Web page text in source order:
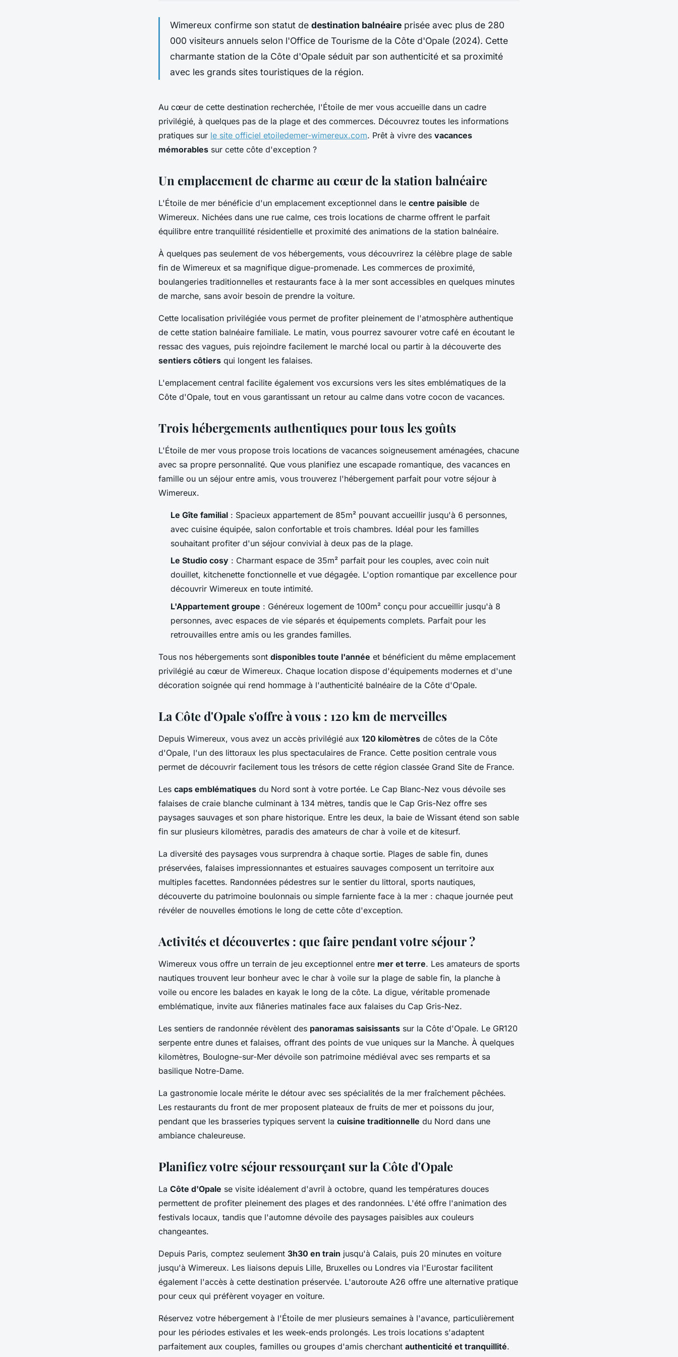
Wimereux confirme son statut de destination balnéaire prisée avec plus de 280
000 visiteurs annuels selon l'Office de Tourisme de la Côte d'Opale (2024). Cette
charmante station de la Côte d'Opale séduit par son authenticité et sa proximité
avec les grands sites touristiques de la région.
Au cœur de cette destination recherchée, l'Étoile de mer vous accueille dans un cadre
privilégié, à quelques pas de la plage et des commerces. Découvrez toutes les informations
pratiques sur le site officiel etoiledemer-wimereux.com. Prêt à vivre des vacances
mémorables sur cette côte d'exception ?
Un emplacement de charme au cœur de la station balnéaire
L'Étoile de mer bénéficie d'un emplacement exceptionnel dans le centre paisible de
Wimereux. Nichées dans une rue calme, ces trois locations de charme offrent le parfait
équilibre entre tranquillité résidentielle et proximité des animations de la station balnéaire.
À quelques pas seulement de vos hébergements, vous découvrirez la célèbre plage de sable
fin de Wimereux et sa magnifique digue-promenade. Les commerces de proximité,
boulangeries traditionnelles et restaurants face à la mer sont accessibles en quelques minutes
de marche, sans avoir besoin de prendre la voiture.
Cette localisation privilégiée vous permet de profiter pleinement de l'atmosphère authentique
de cette station balnéaire familiale. Le matin, vous pourrez savourer votre café en écoutant le
ressac des vagues, puis rejoindre facilement le marché local ou partir à la découverte des
sentiers côtiers qui longent les falaises.
L'emplacement central facilite également vos excursions vers les sites emblématiques de la
Côte d'Opale, tout en vous garantissant un retour au calme dans votre cocon de vacances.
Trois hébergements authentiques pour tous les goûts
L'Étoile de mer vous propose trois locations de vacances soigneusement aménagées, chacune
avec sa propre personnalité. Que vous planifiez une escapade romantique, des vacances en
famille ou un séjour entre amis, vous trouverez l'hébergement parfait pour votre séjour à
Wimereux.
Le Gîte familial : Spacieux appartement de 85m² pouvant accueillir jusqu'à 6 personnes,
avec cuisine équipée, salon confortable et trois chambres. Idéal pour les familles
souhaitant profiter d'un séjour convivial à deux pas de la plage.
Le Studio cosy : Charmant espace de 35m² parfait pour les couples, avec coin nuit
douillet, kitchenette fonctionnelle et vue dégagée. L'option romantique par excellence pour
découvrir Wimereux en toute intimité.
L'Appartement groupe : Généreux logement de 100m² conçu pour accueillir jusqu'à 8
personnes, avec espaces de vie séparés et équipements complets. Parfait pour les
retrouvailles entre amis ou les grandes familles.
Tous nos hébergements sont disponibles toute l'année et bénéficient du même emplacement
privilégié au cœur de Wimereux. Chaque location dispose d'équipements modernes et d'une
décoration soignée qui rend hommage à l'authenticité balnéaire de la Côte d'Opale.
La Côte d'Opale s'offre à vous : 120 km de merveilles
Depuis Wimereux, vous avez un accès privilégié aux 120 kilomètres de côtes de la Côte
d'Opale, l'un des littoraux les plus spectaculaires de France. Cette position centrale vous
permet de découvrir facilement tous les trésors de cette région classée Grand Site de France.
Les caps emblématiques du Nord sont à votre portée. Le Cap Blanc-Nez vous dévoile ses
falaises de craie blanche culminant à 134 mètres, tandis que le Cap Gris-Nez offre ses
paysages sauvages et son phare historique. Entre les deux, la baie de Wissant étend son sable
fin sur plusieurs kilomètres, paradis des amateurs de char à voile et de kitesurf.
La diversité des paysages vous surprendra à chaque sortie. Plages de sable fin, dunes
préservées, falaises impressionnantes et estuaires sauvages composent un territoire aux
multiples facettes. Randonnées pédestres sur le sentier du littoral, sports nautiques,
découverte du patrimoine boulonnais ou simple farniente face à la mer : chaque journée peut
révéler de nouvelles émotions le long de cette côte d'exception.
Activités et découvertes : que faire pendant votre séjour ?
Wimereux vous offre un terrain de jeu exceptionnel entre mer et terre. Les amateurs de sports
nautiques trouvent leur bonheur avec le char à voile sur la plage de sable fin, la planche à
voile ou encore les balades en kayak le long de la côte. La digue, véritable promenade
emblématique, invite aux flâneries matinales face aux falaises du Cap Gris-Nez.
Les sentiers de randonnée révèlent des panoramas saisissants sur la Côte d'Opale. Le GR120
serpente entre dunes et falaises, offrant des points de vue uniques sur la Manche. À quelques
kilomètres, Boulogne-sur-Mer dévoile son patrimoine médiéval avec ses remparts et sa
basilique Notre-Dame.
La gastronomie locale mérite le détour avec ses spécialités de la mer fraîchement pêchées.
Les restaurants du front de mer proposent plateaux de fruits de mer et poissons du jour,
pendant que les brasseries typiques servent la cuisine traditionnelle du Nord dans une
ambiance chaleureuse.
Planifiez votre séjour ressourçant sur la Côte d'Opale
La Côte d'Opale se visite idéalement d'avril à octobre, quand les températures douces
permettent de profiter pleinement des plages et des randonnées. L'été offre l'animation des
festivals locaux, tandis que l'automne dévoile des paysages paisibles aux couleurs
changeantes.
Depuis Paris, comptez seulement 3h30 en train jusqu'à Calais, puis 20 minutes en voiture
jusqu'à Wimereux. Les liaisons depuis Lille, Bruxelles ou Londres via l'Eurostar facilitent
également l'accès à cette destination préservée. L'autoroute A26 offre une alternative pratique
pour ceux qui préfèrent voyager en voiture.
Réservez votre hébergement à l'Étoile de mer plusieurs semaines à l'avance, particulièrement
pour les périodes estivales et les week-ends prolongés. Les trois locations s'adaptent
parfaitement aux couples, familles ou groupes d'amis cherchant authenticité et tranquillité.